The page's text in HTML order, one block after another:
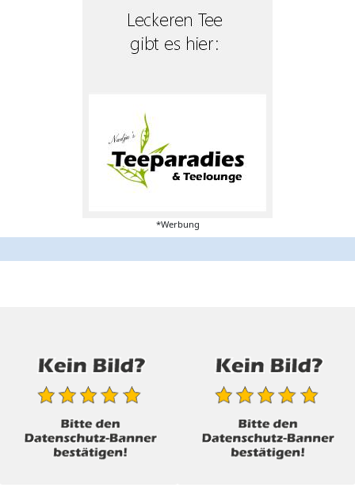
*Werbung